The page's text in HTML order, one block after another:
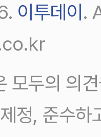
이투데이 .
모두의 의
정, 준수하